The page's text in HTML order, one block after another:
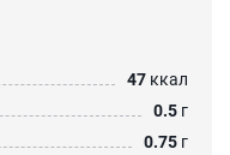
47 ккал
0.5 г
0.75 г